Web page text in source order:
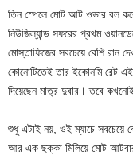
তিন স্পেলে মোট আট ওভার বল
নিউজিল্যান্ড সফরের প্রথম
মোস্তাফিজের সবচেয়ে বেশি রান
কোনোটিতেই তার ইকোনমি রেট এই
দিয়েছেন মাত্র দুবার। তবে
শুধু এটাই নয়, ওই ম্যাচে সবচেয়ে
আর এক ছক্কা মিলিয়ে মোট আটবার